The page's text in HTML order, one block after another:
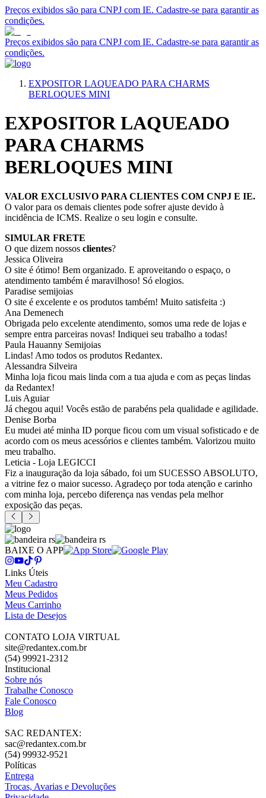
Preços exibidos são para CNPJ com IE. Cadastre-se para garantir as
condições.
Preços exibidos são para CNPJ com IE. Cadastre-se para garantir as
condições.
EXPOSITOR LAQUEADO PARA CHARMS
BERLOQUES MINI
EXPOSITOR LAQUEADO
PARA CHARMS
BERLOQUES MINI
VALOR EXCLUSIVO PARA CLIENTES COM CNPJ E IE.
O valor para os demais clientes pode sofrer ajuste devido à
incidência de ICMS. Realize o seu login e consulte.
SIMULAR FRETE
O que dizem nossos clientes?
Jessica Oliveira
O site é ótimo! Bem organizado. E aproveitando o espaço, o
atendimento também é maravilhoso! Só elogios.
Paradise semijoias
O site é excelente e os produtos também! Muito satisfeita :)
Ana Demenech
Obrigada pelo excelente atendimento, somos uma rede de lojas e
sempre entra parceiras novas! Indiquei seu trabalho a todas!
Paula Hauanny Semijoias
Lindas! Amo todos os produtos Redantex.
Alessandra Silveira
Minha loja ficou mais linda com a tua ajuda e com as peças lindas
da Redantex!
Luis Aguiar
Já chegou aqui! Vocês estão de parabéns pela qualidade e agilidade.
Denise Borba
Eu mudei até minha ID porque ficou com um visual sofisticado e de
acordo com os meus acessórios e clientes também. Valorizou muito
meu trabalho.
Leticia - Loja LEGICCI
Fiz a inauguração da loja sábado, foi um SUCESSO ABSOLUTO,
a vitrine fez o maior sucesso. Agradeço por toda atenção e carinho
com minha loja, percebo diferença nas vendas pela melhor
exposição das peças.
BAIXE O APP
Links Úteis
Meu Cadastro
Meus Pedidos
Meus Carrinho
Lista de Desejos
CONTATO LOJA VIRTUAL
site@redantex.com.br
(54) 99921-2312
Institucional
Sobre nós
Trabalhe Conosco
Fale Conosco
Blog
SAC REDANTEX:
sac@redantex.com.br
(54) 99932-9521
Políticas
Entrega
Trocas, Avarias e Devoluções